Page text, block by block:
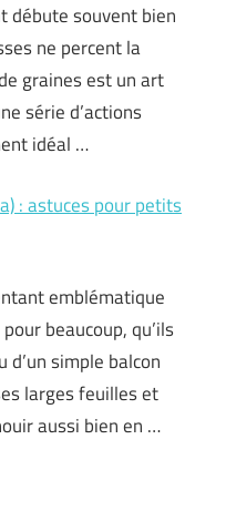
débute souvent bien
ne percent la
graines est un art
série d’actions
idéal …
: astuces pour petits
emblématique
beaucoup, qu’ils
d’un simple balcon
larges feuilles et
aussi bien en …